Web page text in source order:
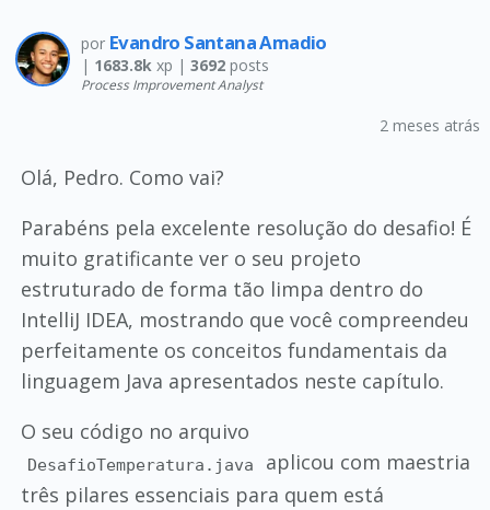
por Evandro Santana Amadio
| 1683.8kxp | 3692posts
Process Improvement Analyst
2 meses atrás
Olá, Pedro. Como vai?
Parabéns pela excelente resolução do desafio! É
muito gratificante ver o seu projeto
estruturado de forma tão limpa dentro do
IntelliJ IDEA, mostrando que você compreendeu
perfeitamente os conceitos fundamentais da
linguagem Java apresentados neste capítulo.
O seu código no arquivo
DesafioTemperatura.java
aplicou com maestria
três pilares essenciais para quem está